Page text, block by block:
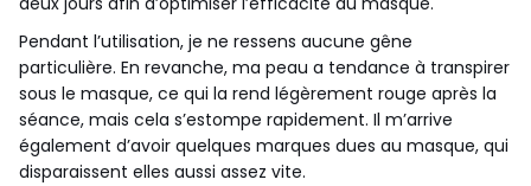
Pendant l’utilisation, je ne ressens aucune gêne
particulière. En revanche, ma peau a tendance à transpirer
sous le masque, ce qui la rend légèrement rouge après la
séance, mais cela s’estompe rapidement. Il m’arrive
également d’avoir quelques marques dues au masque, qui
disparaissent elles aussi assez vite.